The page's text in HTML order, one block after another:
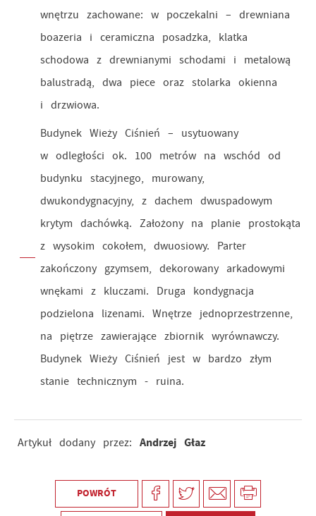
wnętrzu zachowane: w poczekalni – drewniana
boazeria i ceramiczna posadzka, klatka
schodowa z drewnianymi schodami i metalową
balustradą, dwa piece oraz stolarka okienna
i drzwiowa.
Budynek Wieży Ciśnień – usytuowany
w odległości ok. 100 metrów na wschód od
budynku stacyjnego, murowany,
dwukondygnacyjny, z dachem dwuspadowym
krytym dachówką. Założony na planie prostokąta
z wysokim cokołem, dwuosiowy. Parter
zakończony gzymsem, dekorowany arkadowymi
wnękami z kluczami. Druga kondygnacja
podzielona lizenami. Wnętrze jednoprzestrzenne,
na piętrze zawierające zbiornik wyrównawczy.
Budynek Wieży Ciśnień jest w bardzo złym
stanie technicznym - ruina.
Artykuł dodany przez: Andrzej Głaz
POWRÓT